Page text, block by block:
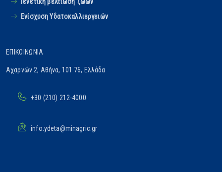
Ενίσχυση Υδατοκαλλιεργειών
ΕΠΙΚΟΙΝΩΝΊΑ
Αχαρνών 2, Αθήνα, 101 76, Ελλάδα
+30 (210) 212-4000
info.ydeta@minagric.gr